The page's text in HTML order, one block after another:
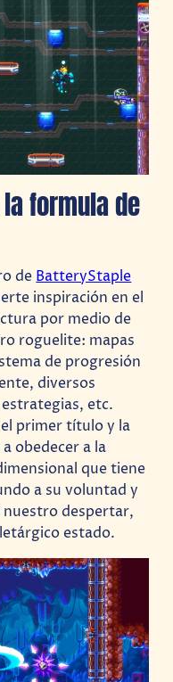
formula de
de BatteryStaple
inspiración en el
por medio de
roguelite: mapas
de progresión
diversos
etc.
primer título y la
obedecer a la
que tiene
a su voluntad y
nuestro despertar,
estado.